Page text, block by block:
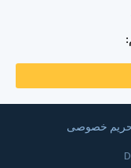
خصوصی